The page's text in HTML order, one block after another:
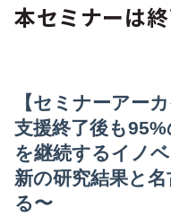
本セミナーは